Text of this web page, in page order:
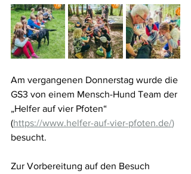
Am vergangenen Donnerstag wurde die
GS3 von einem Mensch-Hund Team der
„Helfer auf vier Pfoten“
(https://www.helfer-auf-vier-pfoten.de/)
besucht.
Zur Vorbereitung auf den Besuch